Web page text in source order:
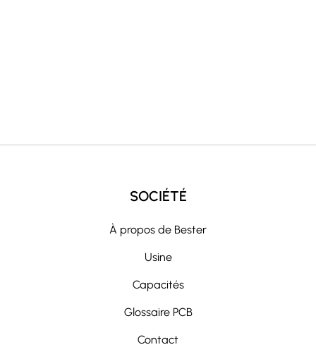
SOCIÉTÉ
À propos de Bester
Usine
Capacités
Glossaire PCB
Contact